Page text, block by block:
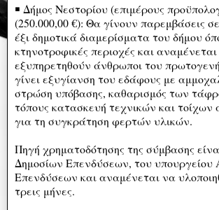
￭ Δήμος Νεστορίου (επιμέρους
(250.000,00 €): Θα γίνουν παρεμβάσεις
έξι δημοτικά διαμερίσματα του δήμου
κτηνοτροφικές περιοχές και
εξυπηρετηθούν άνθρωποι του
γίνει εξυγίανση του εδάφους με
στρώση υπόβασης, καθαρισμός των
τόπους κατασκευή τεχνικών και τοίχων
για τη συγκράτηση φερτών υλικών.
Πηγή χρηματοδότησης της σύμβασης
Δημοσίων Επενδύσεων, του υπουργείου
Επενδύσεων και αναμένεται να
τρεις μήνες.